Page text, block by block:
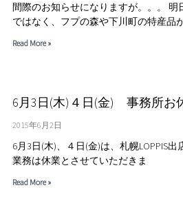
間際のお知らせになりますが。。。 明
ではなく、フプの森や下川町の特産品
Read More »
6月3日(木)４日(金) 事務所お
2015年6月2日
6月3日(木)、４日(金)は、札幌LOPPIS
業務は休業とさせていただきま
Read More »